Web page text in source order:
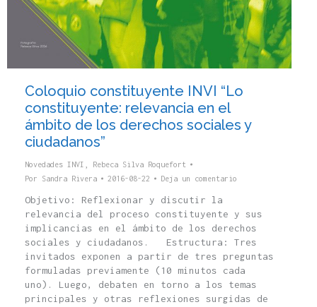
Coloquio constituyente INVI “Lo
constituyente: relevancia en el
ámbito de los derechos sociales y
ciudadanos”
Novedades INVI
Rebeca Silva Roquefort
Por Sandra Rivera 2016-08-22 Deja un comentario
Objetivo: Reflexionar y discutir la
relevancia del proceso constituyente y sus
implicancias en el ámbito de los derechos
sociales y ciudadanos. Estructura: Tres
invitados exponen a partir de tres preguntas
formuladas previamente (10 minutos cada
uno). Luego, debaten en torno a los temas
principales y otras reflexiones surgidas de